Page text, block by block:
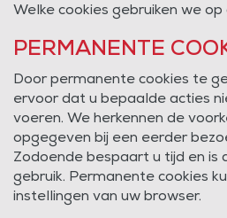
Welke cookies gebruiken we
PERMANENTE
Door permanente cookies te
ervoor dat u bepaalde acties
voeren. We herkennen de
opgegeven bij een eerder
Zodoende bespaart u tijd en is
gebruik. Permanente cookies
instellingen van uw browser.